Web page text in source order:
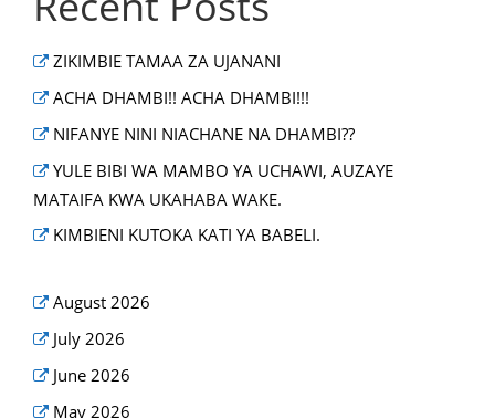
ZIKIMBIE TAMAA ZA UJANANI
ACHA DHAMBI!! ACHA DHAMBI!!!
NIFANYE NINI NIACHANE NA DHAMBI??
YULE BIBI WA MAMBO YA UCHAWI, AUZAYE
MATAIFA KWA UKAHABA WAKE.
KIMBIENI KUTOKA KATI YA BABELI.
August 2026
July 2026
June 2026
May 2026